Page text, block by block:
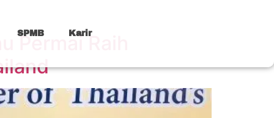
SPMB Karir
Permai Raih